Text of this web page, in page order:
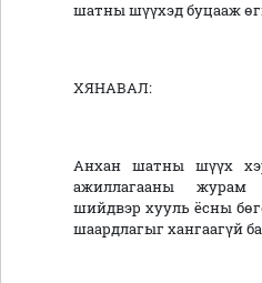
шатны шүүхэд буцааж
ХЯНАВАЛ:
Анхан шатны шүүх
ажиллагааны журам
шийдвэр хууль ёсны
шаардлагыг хангаагүй